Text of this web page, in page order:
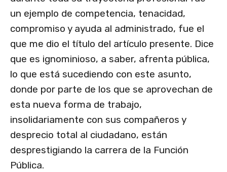
un ejemplo de competencia, tenacidad,
compromiso y ayuda al administrado, fue el
que me dio el título del artículo presente. Dice
que es ignominioso, a saber, afrenta pública,
lo que está sucediendo con este asunto,
donde por parte de los que se aprovechan de
esta nueva forma de trabajo,
insolidariamente con sus compañeros y
desprecio total al ciudadano, están
desprestigiando la carrera de la Función
Pública.